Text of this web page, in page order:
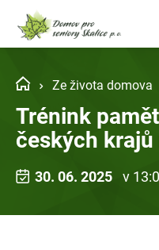
Ze života domova
Trénink
českých krajů
30. 06. 2025 v